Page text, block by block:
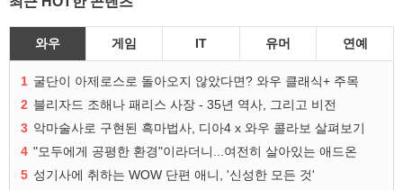
와우 게임 IT 유머 연예
1 굴단이 아제로스로 돌아오지 않았다면? 와우 클래식+ 주목
2 블리자드 조해나 패리스 사장 - 35년 역사, 그리고 비전
3 악마술사로 구현된 흑마법사, 디아4 x 와우 콜라보 살펴보기
4 "모두에게 공평한 환경"이라더니...여전히 살아있는 애드온
5 성기사에 취하는 WOW 단편 애니, '신성한 모든 것'